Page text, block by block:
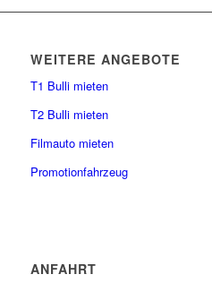
WEITERE ANGEBOTE
T1 Bulli mieten
T2 Bulli mieten
Filmauto mieten
Promotionfahrzeug
ANFAHRT